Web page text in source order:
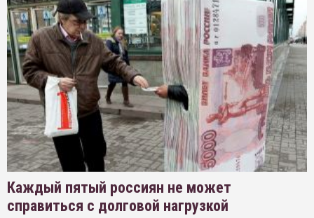
Каждый пятый россиян не может
справиться с долговой нагрузкой